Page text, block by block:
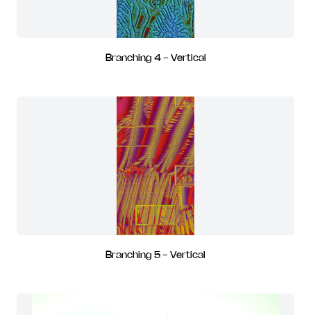
Branching 4 - Vertical
Branching 5 - Vertical